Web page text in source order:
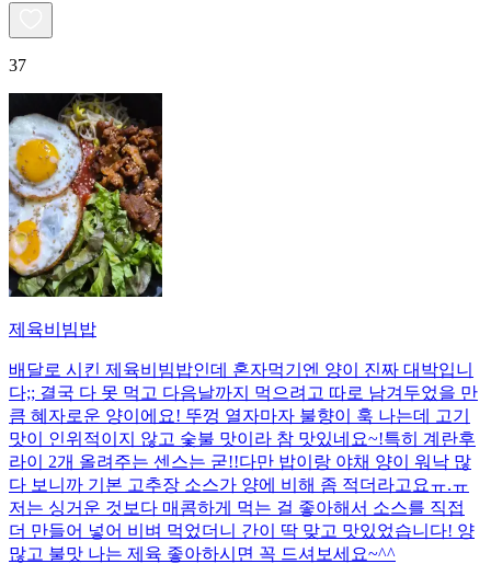
37
제육비빔밥
배달로 시킨 제육비빔밥인데 혼자먹기엔 양이 진짜 대박입니
다;; 결국 다 못 먹고 다음날까지 먹으려고 따로 남겨두었을 만
큼 혜자로운 양이에요! 뚜껑 열자마자 불향이 훅 나는데 고기
맛이 인위적이지 않고 숯불 맛이라 참 맛있네요~!특히 계란후
라이 2개 올려주는 센스는 굳!! ​다만 밥이랑 야채 양이 워낙 많
다 보니까 기본 고추장 소스가 양에 비해 좀 적더라고요ㅠ.ㅠ
저는 싱거운 것보다 매콤하게 먹는 걸 좋아해서 소스를 직접
더 만들어 넣어 비벼 먹었더니 간이 딱 맞고 맛있었습니다! 양
많고 불맛 나는 제육 좋아하시면 꼭 드셔보세요~^^